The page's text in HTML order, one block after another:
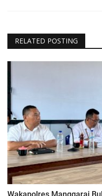
RELATED POSTING
Wakapolres Manggarai